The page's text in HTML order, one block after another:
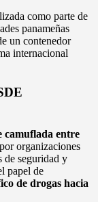
como parte de
panameñas
un contenedor
internacional
camuflada entre
organizaciones
de seguridad y
papel de
de drogas hacia